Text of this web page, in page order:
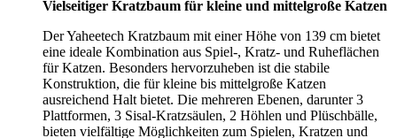
Vielseitiger Kratzbaum für kleine und mittelgroße Katzen
Der Yaheetech Kratzbaum mit einer Höhe von 139 cm bietet
eine ideale Kombination aus Spiel-, Kratz- und Ruheflächen
für Katzen. Besonders hervorzuheben ist die stabile
Konstruktion, die für kleine bis mittelgroße Katzen
ausreichend Halt bietet. Die mehreren Ebenen, darunter 3
Plattformen, 3 Sisal-Kratzsäulen, 2 Höhlen und Plüschbälle,
bieten vielfältige Möglichkeiten zum Spielen, Kratzen und